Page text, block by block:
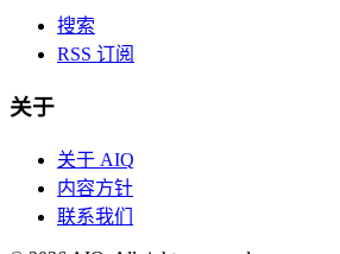
搜索
RSS 订阅
关于
关于 AIQ
内容方针
联系我们